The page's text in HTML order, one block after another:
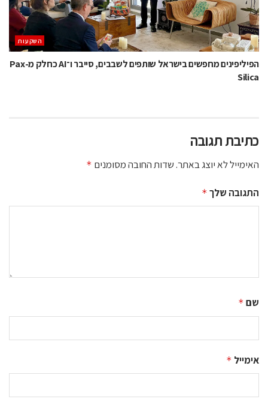
השקעות
הפיליפינים מחפשים בישראל שותפים לשבבים, סייבר ו־AI כחלק מ-Pax
Silica
כתיבת תגובה
האימייל לא יוצג באתר.שדות החובה מסומנים *
התגובה שלך *
שם *
אימייל *